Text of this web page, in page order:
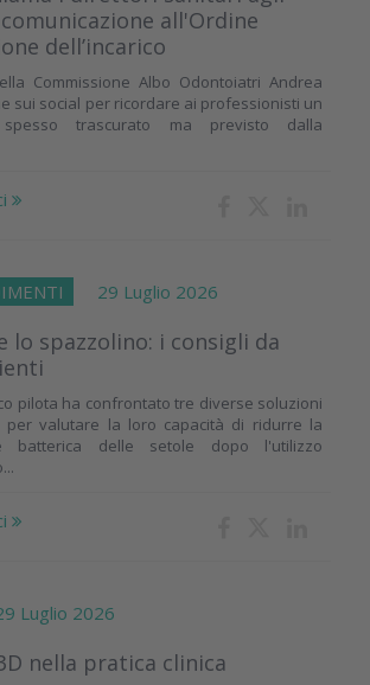
all'Ordine
dell’incarico
Commissione Albo Odontoiatri Andrea
sui social per ricordare ai professionisti un
spesso trascurato ma previsto dalla
29 Luglio 2026
lo spazzolino: i consigli da
pilota ha confrontato tre diverse soluzioni
per valutare la loro capacità di ridurre la
batterica delle setole dopo l'utilizzo
Luglio 2026
nella pratica clinica